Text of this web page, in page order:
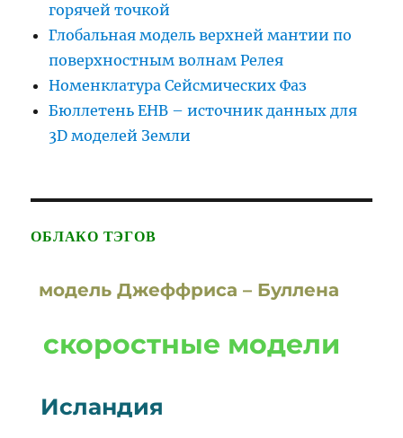
горячей точкой
Глобальная модель верхней мантии по
поверхностным волнам Релея
Номенклатура Сейсмических Фаз
Бюллетень EHB – источник данных для
3D моделей Земли
ОБЛАКО ТЭГОВ
модель Джеффриса – Буллена
скоростные модели
Исландия